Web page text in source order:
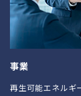
事業
再生可能エネルギ